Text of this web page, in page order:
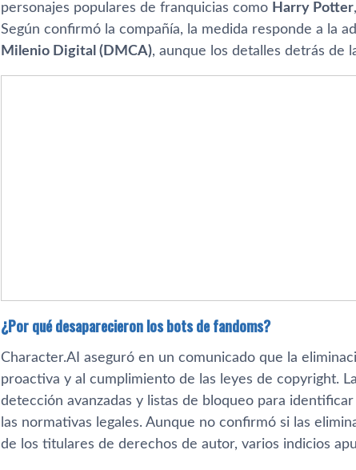
personajes populares de franquicias como Harry Potter,
Según confirmó la compañía, la medida responde a la
Milenio Digital (DMCA), aunque los detalles detrás de
¿Por qué desaparecieron los bots de fandoms?
Character.AI aseguró en un comunicado que la
proactiva y al cumplimiento de las leyes de copyright.
detección avanzadas y listas de bloqueo para
las normativas legales. Aunque no confirmó si las
de los titulares de derechos de autor, varios indicios